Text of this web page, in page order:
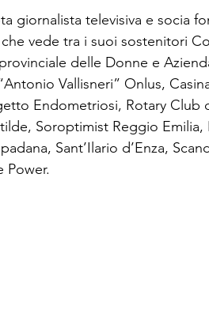
giornalista televisiva e socia
vede tra i suoi sostenitori
delle Donne e
Vallisneri” Onlus,
Endometriosi, Rotary Club
Soroptimist Reggio
Sant’Ilario d’Enza,
Power.